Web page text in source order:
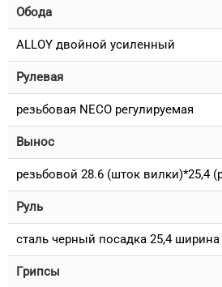
Обода
ALLOY двойной усиленный
Рулевая
резьбовая NECO регулируемая
Вынос
резьбовой 28.6 (шток вилки)*25,4
Руль
сталь черный посадка 25,4
Грипсы